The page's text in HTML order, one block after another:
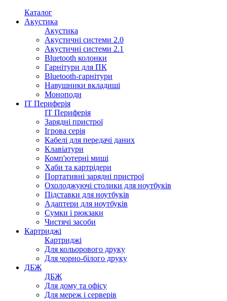
Каталог
Акустика
Акустика
Акустичні системи 2.0
Акустичні системи 2.1
Bluetooth колонки
Гарнітури для ПК
Bluetooth-гарнітури
Навушники вкладиші
Моноподи
IT Периферія
IT Периферія
Зарядні пристрої
Ігрова серія
Кабелі для передачі даних
Клавіатури
Комп'ютерні миші
Хаби та картрідери
Портативні зарядні пристрої
Охолоджуючі столики для ноутбуків
Підставки для ноутбуків
Адаптери для ноутбуків
Сумки і рюкзаки
Чистячі засоби
Картриджі
Картриджі
Для кольорового друку
Для чорно-білого друку
ДБЖ
ДБЖ
Для дому та офісу
Для мереж і серверів